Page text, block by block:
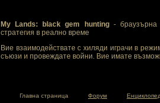
My Lands: black gem hunting- браузърна
стратегия в реално време
Вие взаимодействате с хиляди играчи в
съюзи и провеждате войни. Вие имате
Главна страница Форум